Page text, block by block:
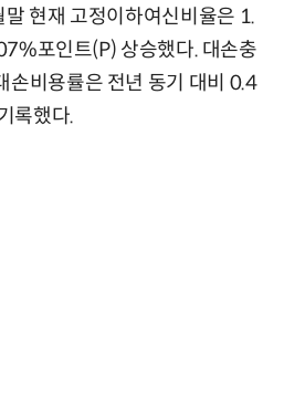
현재 고정이하여신비율은 1.
포인트(P) 상승했다. 대손충
손비용률은 전년 동기 대비 0.4
록했다.